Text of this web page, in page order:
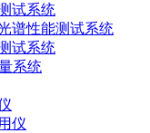
试系统
谱性能测试系统
试系统
系统
仪